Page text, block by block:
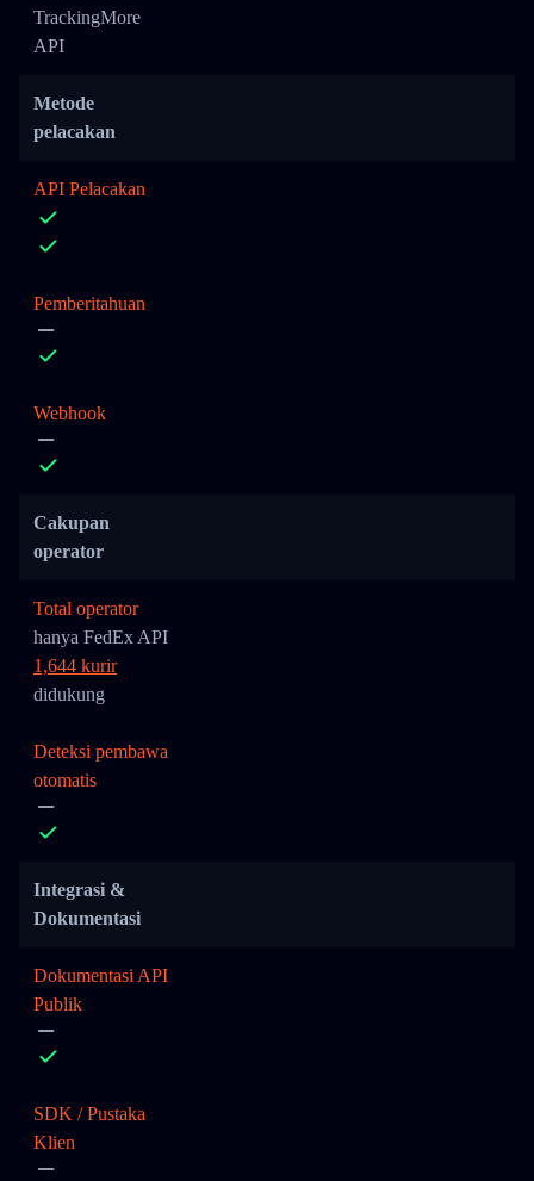
TrackingMore
API
Metode
pelacakan
API Pelacakan
Pemberitahuan
Webhook
Cakupan
operator
Total operator
hanya FedEx API
1,644 kurir
didukung
Deteksi pembawa
otomatis
Integrasi &
Dokumentasi
Dokumentasi API
Publik
SDK / Pustaka
Klien